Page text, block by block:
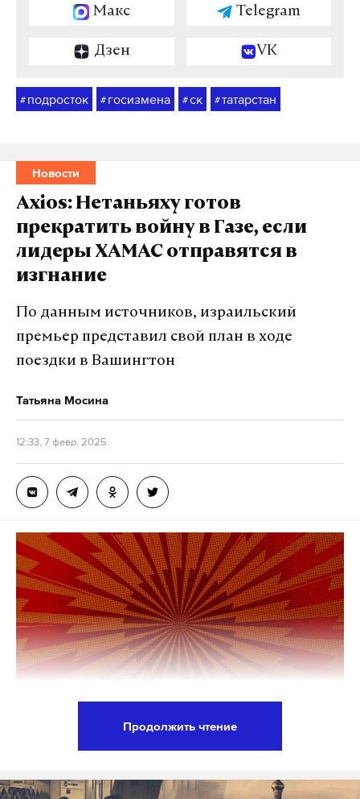
Макс Telegram
Дзен VK
# подросток # госизмена #ск #татарстан
Новости
Axios: Нетаньяху готов
прекратить войну в Газе, если
лидеры ХАМАС отправятся в
изгнание
По данным источников, израильский
премьер представил свой план в ходе
поездки в Вашингтон
Татьяна Мосина
12:33, 7 февр. 2025
готов прекратить войну в секторе Газа, если
Продолжить чтение